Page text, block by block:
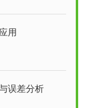
用
误差分析